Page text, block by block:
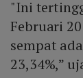
"Ini
Februari
sempat ada
23,34%,”